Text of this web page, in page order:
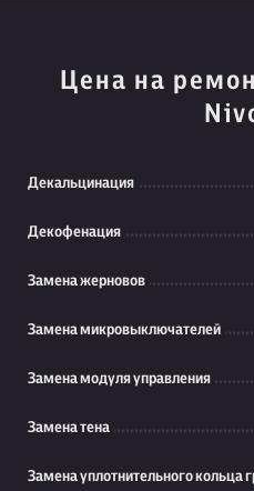
Цена на
Декальцинация
Декофенация
Замена жерновов
Замена микровыключателей
Замена модуля управления
Замена тена
Замена уплотнительного кольца